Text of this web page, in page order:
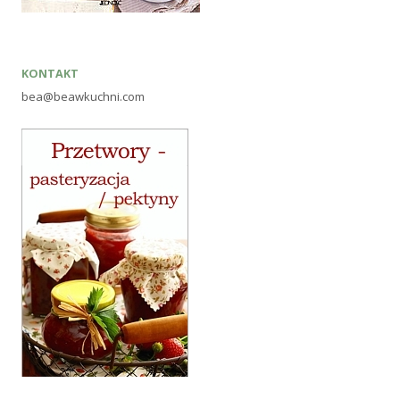
KONTAKT
bea@beawkuchni.com